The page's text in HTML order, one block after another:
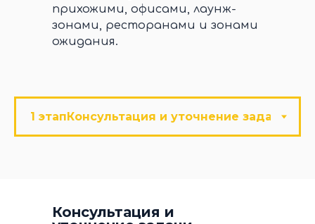
прихожими, офисами, лаунж-
зонами, ресторанами и зонами
ожидания.
Консультация и